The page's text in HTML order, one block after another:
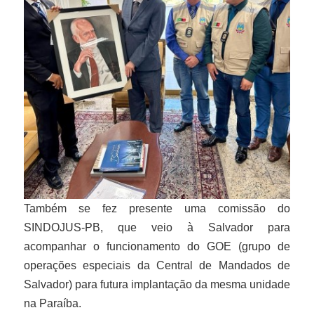
Também se fez presente uma comissão do
SINDOJUS-PB, que veio à Salvador para
acompanhar o funcionamento do GOE (grupo de
operações especiais da Central de Mandados de
Salvador) para futura implantação da mesma unidade
na Paraíba.